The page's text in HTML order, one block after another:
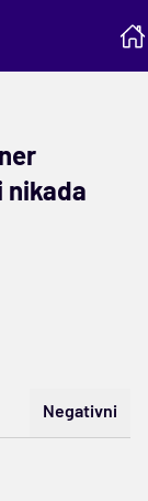
nikada
Negativni